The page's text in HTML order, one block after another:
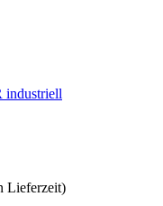
Lieferzeit)